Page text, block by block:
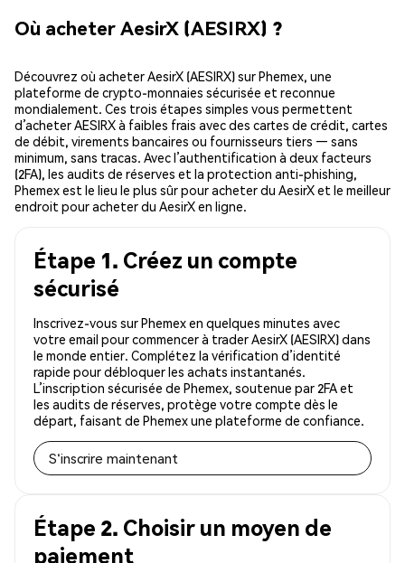
Où acheter AesirX (AESIRX) ?
Découvrez où acheter AesirX (AESIRX) sur Phemex, une
plateforme de crypto-monnaies sécurisée et reconnue
mondialement. Ces trois étapes simples vous permettent
d’acheter AESIRX à faibles frais avec des cartes de crédit, cartes
de débit, virements bancaires ou fournisseurs tiers — sans
minimum, sans tracas. Avec l’authentification à deux facteurs
(2FA), les audits de réserves et la protection anti-phishing,
Phemex est le lieu le plus sûr pour acheter du AesirX et le meilleur
endroit pour acheter du AesirX en ligne.
Étape 1. Créez un compte
sécurisé
Inscrivez-vous sur Phemex en quelques minutes avec
votre email pour commencer à trader AesirX (AESIRX) dans
le monde entier. Complétez la vérification d’identité
rapide pour débloquer les achats instantanés.
L’inscription sécurisée de Phemex, soutenue par 2FA et
les audits de réserves, protège votre compte dès le
départ, faisant de Phemex une plateforme de confiance.
S'inscrire maintenant
Étape 2. Choisir un moyen de
paiement